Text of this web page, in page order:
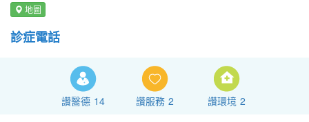
地圖
診症電話
讚醫德 14 讚服務 2 讚環境 2